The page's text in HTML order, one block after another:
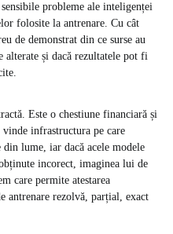
probleme ale inteligenței
folosite la antrenare. Cu cât
de demonstrat din ce surse au
alterate și dacă rezultatele pot fi
Este o chestiune financiară și
infrastructura pe care
lume, iar dacă acele modele
incorect, imaginea lui de
care permite atestarea
antrenare rezolvă, parțial, exact